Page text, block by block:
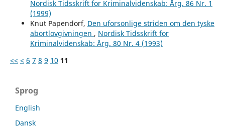
Nordisk Tidsskrift for Kriminalvidenskab: Årg. 86 Nr. 1
(1999)
Knut Papendorf, Den uforsonlige striden om den tyske
abortlovgivningen , Nordisk Tidsskrift for
Kriminalvidenskab: Årg. 80 Nr. 4 (1993)
<< < 6 7 8 9 10 11
Sprog
English
Dansk